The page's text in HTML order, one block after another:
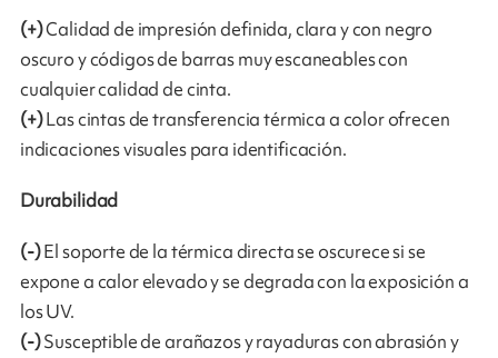
(+)Calidad de impresión definida, clara y con negro
oscuro y códigos de barras muy escaneables con
cualquier calidad de cinta.
(+)Las cintas de transferencia térmica a color ofrecen
indicaciones visuales para identificación.
Durabilidad
(-)El soporte de la térmica directa se oscurece si se
expone a calor elevado y se degrada con la exposición a
los UV.
(-)Susceptible de arañazos y rayaduras con abrasión y